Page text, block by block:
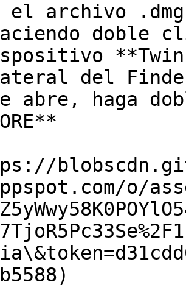
el archivo
haciendo doble
del
abre, haga
o/